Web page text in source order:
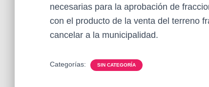
necesarias para la aprobación de
con el producto de la venta del terreno
cancelar a la municipalidad.
Categorías: SIN CATEGORÍA